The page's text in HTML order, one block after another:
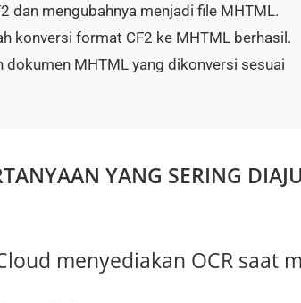
dan mengubahnya menjadi file MHTML.
konversi format CF2 ke MHTML berhasil.
MHTML yang dikonversi sesuai
YANG SERING
menyediakan OCR saat